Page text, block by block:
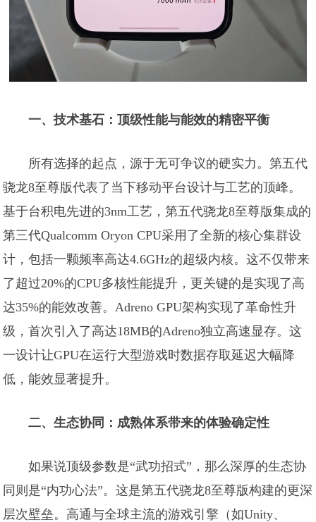
一、技术基石：顶级性能与能效的精密平衡
所有选择的起点，源于无可争议的硬实力。第五代
骁龙8至尊版代表了当下移动平台设计与工艺的顶峰。
基于台积电先进的3nm工艺，第五代骁龙8至尊版集成的
第三代Qualcomm Oryon CPU采用了全新的核心集群设
计，包括一颗频率高达4.6GHz的超级内核。这不仅带来
了超过20%的CPU多核性能提升，更关键的是实现了高
达35%的能效改善。Adreno GPU架构实现了革命性升
级，首次引入了高达18MB的Adreno独立高速显存。这
一设计让GPU在运行大型游戏时数据存取延迟大幅降
低，能效显著提升。
二、生态协同：成熟体系带来的体验确定性
如果说顶级参数是“武功招式”，那么深厚的生态协
同则是“内功心法”。这是第五代骁龙8至尊版构建的更深
层次壁垒。高通与全球主流的游戏引擎（如Unity、